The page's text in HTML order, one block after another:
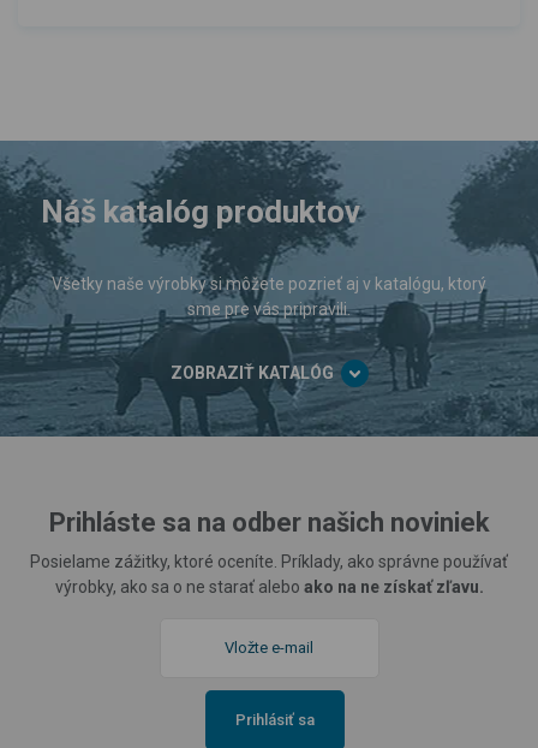
Náš katalóg produktov
Všetky naše výrobky si môžete pozrieť aj v katalógu, ktorý
sme pre vás pripravili.
ZOBRAZIŤ KATALÓG
Prihláste sa na odber našich noviniek
Posielame zážitky, ktoré oceníte. Príklady, ako správne používať
výrobky, ako sa o ne starať alebo ako na ne získať zľavu.
Prihlásiť sa